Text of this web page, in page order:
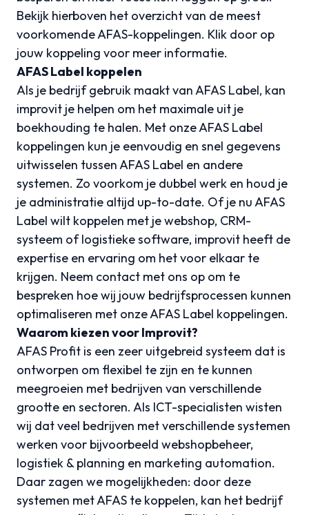
Bekijk hierboven het overzicht van de meest
voorkomende AFAS-koppelingen. Klik door op
jouw koppeling voor meer informatie.
AFAS Label koppelen
Als je bedrijf gebruik maakt van AFAS Label, kan
improvit je helpen om het maximale uit je
boekhouding te halen. Met onze AFAS Label
koppelingen kun je eenvoudig en snel gegevens
uitwisselen tussen AFAS Label en andere
systemen. Zo voorkom je dubbel werk en houd je
je administratie altijd up-to-date. Of je nu AFAS
Label wilt koppelen met je webshop, CRM-
systeem of logistieke software, improvit heeft de
expertise en ervaring om het voor elkaar te
krijgen. Neem contact met ons op om te
bespreken hoe wij jouw bedrijfsprocessen kunnen
optimaliseren met onze AFAS Label koppelingen.
Waarom kiezen voor Improvit?
AFAS Profit is een zeer uitgebreid systeem dat is
ontworpen om flexibel te zijn en te kunnen
meegroeien met bedrijven van verschillende
grootte en sectoren. Als ICT-specialisten wisten
wij dat veel bedrijven met verschillende systemen
werken voor bijvoorbeeld webshopbeheer,
logistiek & planning en marketing automation.
Daar zagen we mogelijkheden: door deze
systemen met AFAS te koppelen, kan het bedrijf